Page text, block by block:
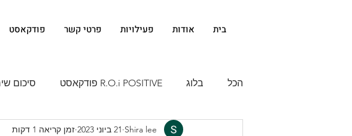
בית אודות פעילויות פרטי קשר פודקאסט
הכל בלוג R.O.i POSITIVE פודקאסט סיכום
Shira lee 21 ביוני 2023 זמן קריאה 1 דקות